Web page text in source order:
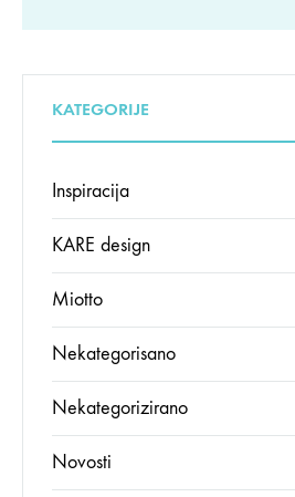
KATEGORIJE
Inspiracija
KARE design
Miotto
Nekategorisano
Nekategorizirano
Novosti